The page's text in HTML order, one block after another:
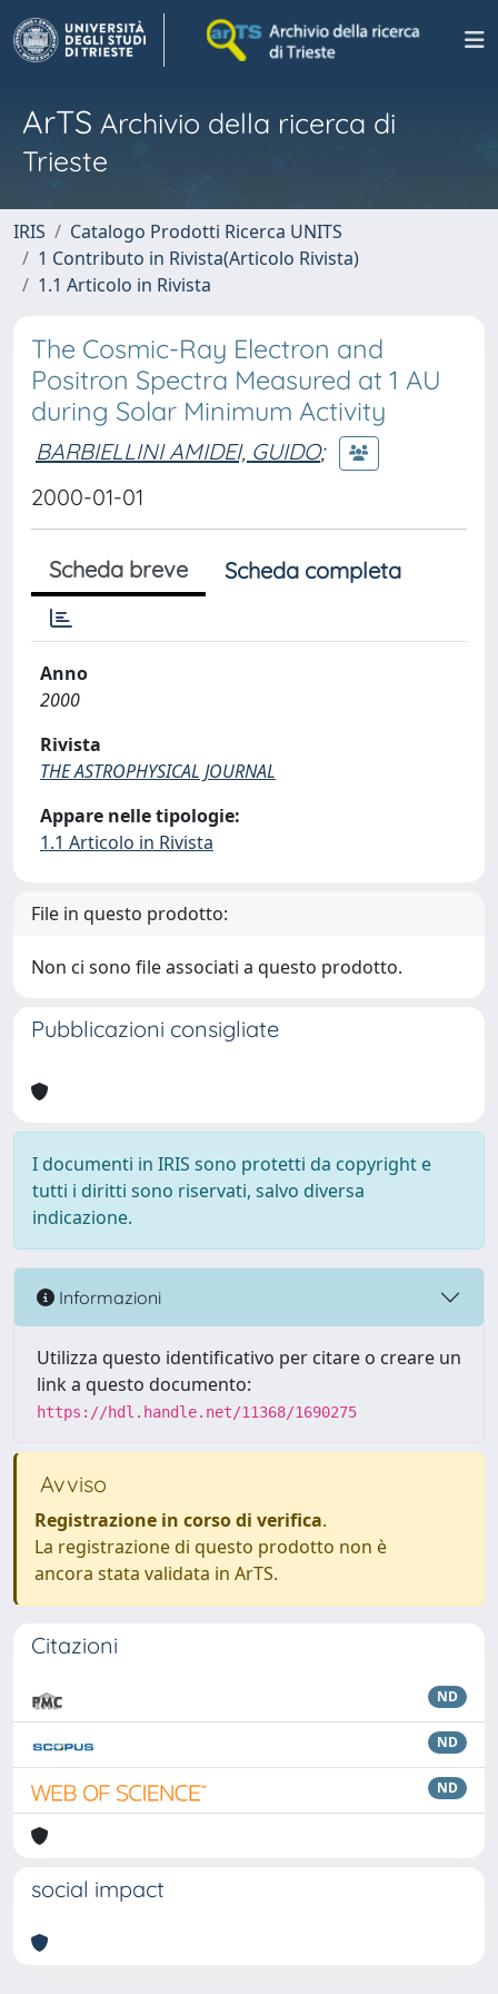
ArTS Archivio della ricerca di
Trieste
IRIS
Catalogo Prodotti Ricerca UNITS
1 Contributo in Rivista(Articolo Rivista)
1.1 Articolo in Rivista
The Cosmic-Ray Electron and
Positron Spectra Measured at 1 AU
during Solar Minimum Activity
BARBIELLINI AMIDEI, GUIDO;
2000-01-01
Scheda breve Scheda completa
Anno
2000
Rivista
THE ASTROPHYSICAL JOURNAL
Appare nelle tipologie:
1.1 Articolo in Rivista
File in questo prodotto:
Non ci sono file associati a questo prodotto.
Pubblicazioni consigliate
I documenti in IRIS sono protetti da copyright e
tutti i diritti sono riservati, salvo diversa
indicazione.
Informazioni
Utilizza questo identificativo per citare o creare un
link a questo documento:
https://hdl.handle.net/11368/1690275
Avviso
Registrazione in corso di verifica.
La registrazione di questo prodotto non è
ancora stata validata in ArTS.
Citazioni
ND
ND
ND
social impact